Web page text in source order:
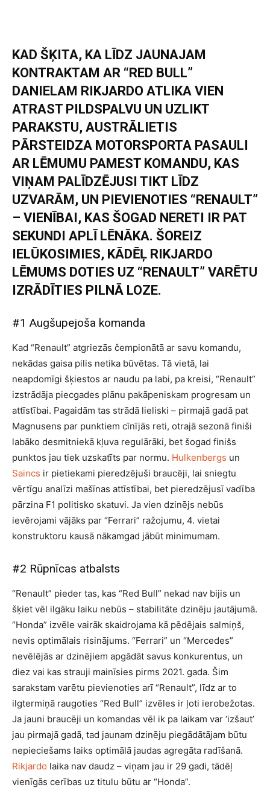
KAD ŠĶITA, KA LĪDZ JAUNAJAM
KONTRAKTAM AR “RED BULL”
DANIELAM RIKJARDO ATLIKA VIEN
ATRAST PILDSPALVU UN UZLIKT
PARAKSTU, AUSTRĀLIETIS
PĀRSTEIDZA MOTORSPORTA PASAULI
AR LĒMUMU PAMEST KOMANDU, KAS
VIŅAM PALĪDZĒJUSI TIKT LĪDZ
UZVARĀM, UN PIEVIENOTIES “RENAULT”
– VIENĪBAI, KAS ŠOGAD NERETI IR PAT
SEKUNDI APLĪ LĒNĀKA. ŠOREIZ
IELŪKOSIMIES, KĀDĒĻ RIKJARDO
LĒMUMS DOTIES UZ “RENAULT” VARĒTU
IZRĀDĪTIES PILNĀ LOZE.
#1 Augšupejoša komanda
Kad “Renault” atgriezās čempionātā ar savu komandu,
nekādas gaisa pilis netika būvētas. Tā vietā, lai
neapdomīgi šķiestos ar naudu pa labi, pa kreisi, “Renault”
izstrādāja piecgades plānu pakāpeniskam progresam un
attīstībai. Pagaidām tas strādā lieliski – pirmajā gadā pat
Magnusens par punktiem cīnījās reti, otrajā sezonā finiši
labāko desmitniekā kļuva regulārāki, bet šogad finišs
punktos jau tiek uzskatīts par normu. Hulkenbergs un
Saincs ir pietiekami pieredzējuši braucēji, lai sniegtu
vērtīgu analīzi mašīnas attīstībai, bet pieredzējusī vadība
pārzina F1 politisko skatuvi. Ja vien dzinējs nebūs
ievērojami vājāks par “Ferrari” ražojumu, 4. vietai
konstruktoru kausā nākamgad jābūt minimumam.
#2 Rūpnīcas atbalsts
“Renault” pieder tas, kas “Red Bull” nekad nav bijis un
šķiet vēl ilgāku laiku nebūs – stabilitāte dzinēju jautājumā.
“Honda” izvēle vairāk skaidrojama kā pēdējais salmiņš,
nevis optimālais risinājums. “Ferrari” un “Mercedes”
nevēlējās ar dzinējiem apgādāt savus konkurentus, un
diez vai kas strauji mainīsies pirms 2021. gada. Šim
sarakstam varētu pievienoties arī “Renault”, līdz ar to
ilgtermiņā raugoties “Red Bull” izvēles ir ļoti ierobežotas.
Ja jauni braucēji un komandas vēl ik pa laikam var ‘izšaut’
jau pirmajā gadā, tad jaunam dzinēju piegādātājam būtu
nepieciešams laiks optimālā jaudas agregāta radīšanā.
Rikjardo laika nav daudz – viņam jau ir 29 gadi, tādēļ
vienīgās cerības uz titulu būtu ar “Honda”.